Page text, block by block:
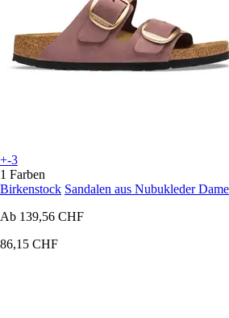
+-3
1 Farben
Birkenstock Sandalen aus Nubukleder
Ab 139,56 CHF
86,15 CHF